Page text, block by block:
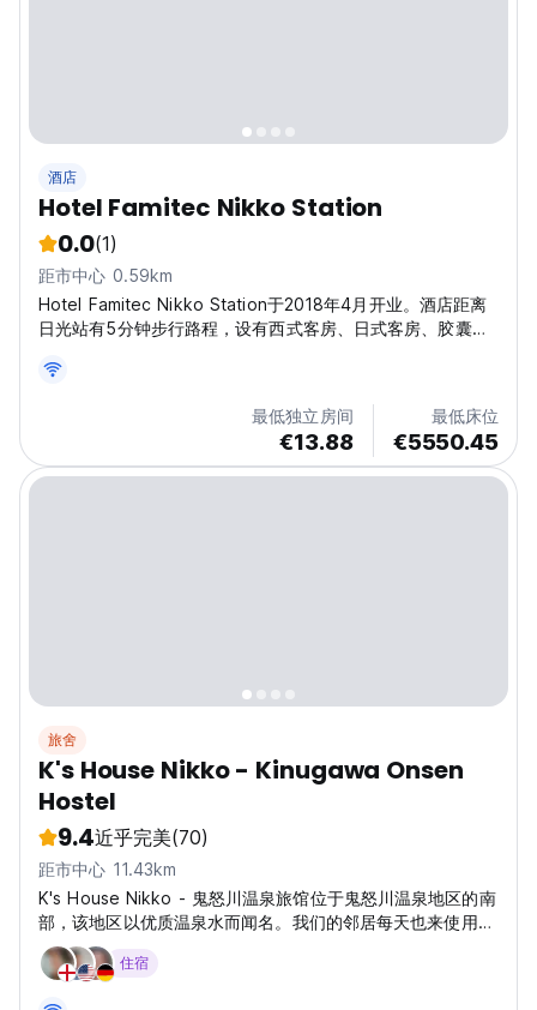
酒店
Hotel Famitec Nikko Station
0.0(1)
距市中心 0.59km
Hotel Famitec Nikko Station于2018年4月开业。酒店距离
日光站有5分钟步行路程，设有西式客房、日式客房、胶囊床
最低独立房间
€13.88
最低床位
€5550.45
旅舍
K's House Nikko - Kinugawa Onsen
Hostel
9.4近乎完美(70)
距市中心 11.43km
K's House Nikko - 鬼怒川温泉旅馆位于鬼怒川温泉地区的南
部，该地区以优质温泉水而闻名。我们的邻居每天也来使用我
们的温泉。
住宿